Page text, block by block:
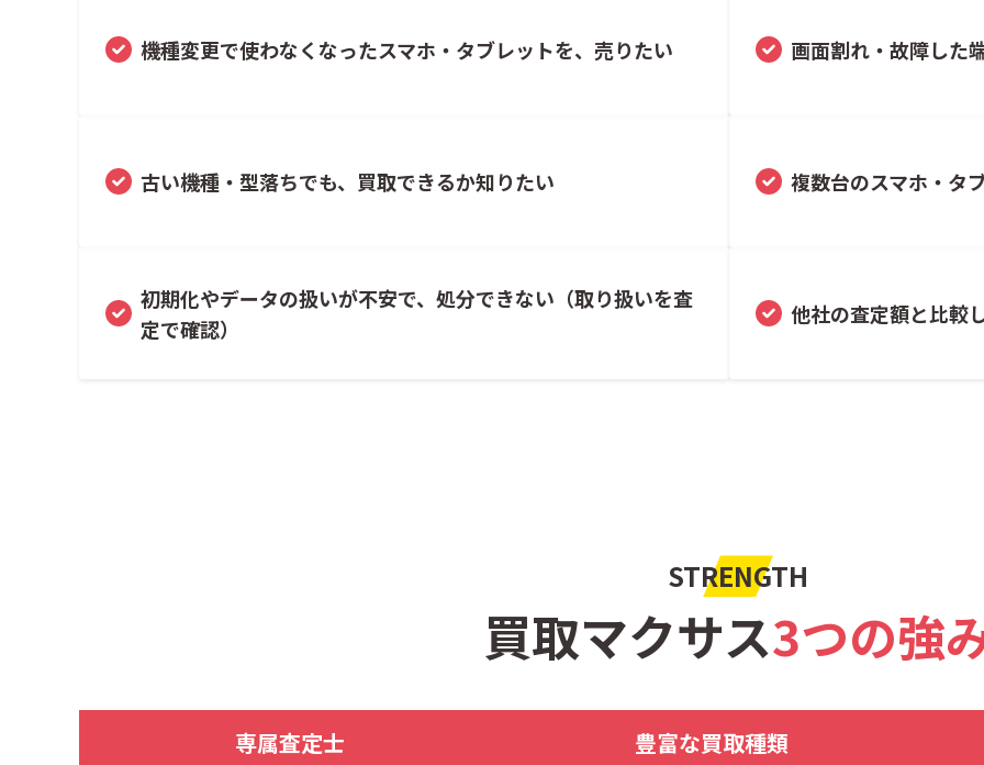
機種変更で使わなくなったスマホ・タブレットを、売りたい 画面割れ・故障した
古い機種・型落ちでも、買取できるか知りたい 複数台のスマホ・タ
初期化やデータの扱いが不安で、処分できない（取り扱いを査
定で確認）
他社の査定額と比較
STRENGTH
買取マクサス3つの強
専属査定士 豊富な買取種類